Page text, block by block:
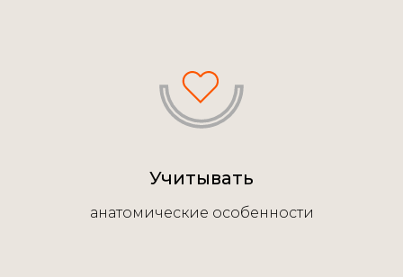
Учитывать
анатомические особенности